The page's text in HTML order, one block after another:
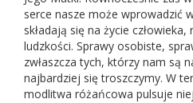
serce nasze może wprowadzić
składają się na życie
ludzkości. Sprawy osobiste,
zwłaszcza tych, którzy nam są
najbardziej się troszczymy. W
modlitwa różańcowa pulsuje